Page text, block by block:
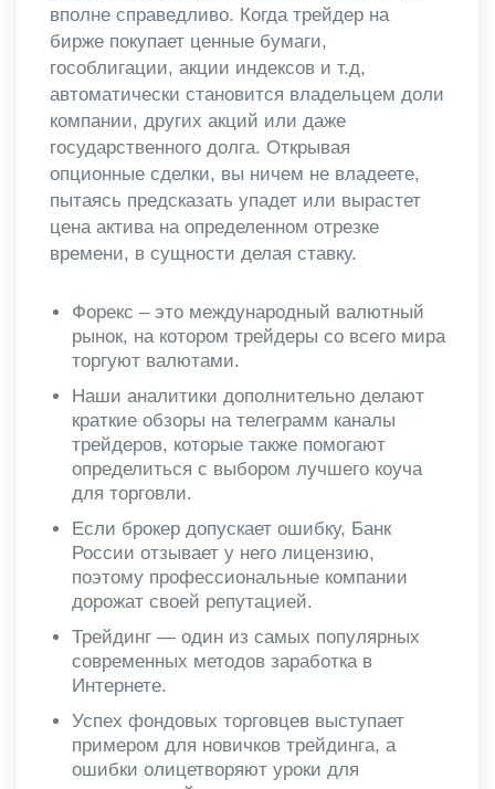
вполне справедливо. Когда трейдер на
бирже покупает ценные бумаги,
гособлигации, акции индексов и т.д,
автоматически становится владельцем доли
компании, других акций или даже
государственного долга. Открывая
опционные сделки, вы ничем не владеете,
пытаясь предсказать упадет или вырастет
цена актива на определенном отрезке
времени, в сущности делая ставку.
Форекс – это международный валютный
рынок, на котором трейдеры со всего мира
торгуют валютами.
Наши аналитики дополнительно делают
краткие обзоры на телеграмм каналы
трейдеров, которые также помогают
определиться с выбором лучшего коуча
для торговли.
Если брокер допускает ошибку, Банк
России отзывает у него лицензию,
поэтому профессиональные компании
дорожат своей репутацией.
Трейдинг — один из самых популярных
современных методов заработка в
Интернете.
Успех фондовых торговцев выступает
примером для новичков трейдинга, а
ошибки олицетворяют уроки для